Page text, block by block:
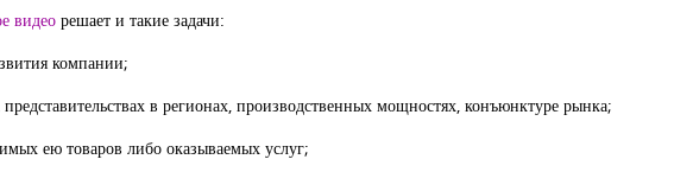
видео решает и такие задачи:
компании;
в регионах, производственных мощностях, конъюнктуре рынка;
ею товаров либо оказываемых услуг;